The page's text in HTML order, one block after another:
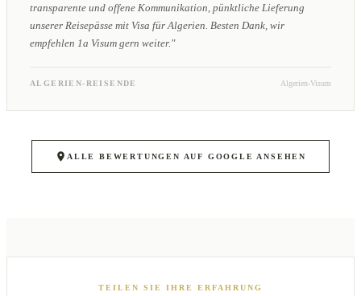
transparente und offene Kommunikation, pünktliche Lieferung
unserer Reisepässe mit Visa für Algerien. Besten Dank, wir
empfehlen 1a Visum gern weiter."
ALGERIEN-REISENDE Algerien-Visum
ALLE BEWERTUNGEN AUF GOOGLE ANSEHEN
TEILEN SIE IHRE ERFAHRUNG